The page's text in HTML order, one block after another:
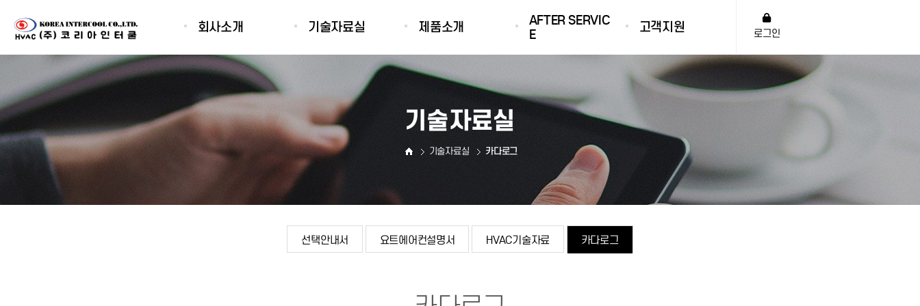
회사소개
인사말
기술자료실
요트에어컨설명서
HVAC기술자료
카다로그
제품소개
해양레저의모든것
DOMETIC GROUP
AFTER SERVIC
E
INTERNATIONAL
NETWORK
고객지원
공지사항
로그인
선택안내서 요트에어컨설명서 HVAC기술자료 카다로그
기술자료실 카다로그
기술자료실